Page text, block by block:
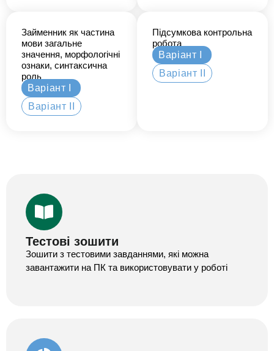
Займенник як частина
мови загальне
значення, морфологічні
ознаки, синтаксична
роль
Варіант І
Варіант ІІ
Підсумкова контрольна
робота
Варіант І
Варіант ІІ
Тестові зошити
Зошити з тестовими завданнями, які можна
завантажити на ПК та використовувати у роботі